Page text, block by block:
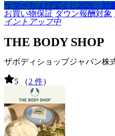
サマーちょび宝くじ2026：対
お買い物保証 ダウン報酬対象
イントアップ中
THE BODY SHOP
ザボディショップジャパン株
5 （2 件）